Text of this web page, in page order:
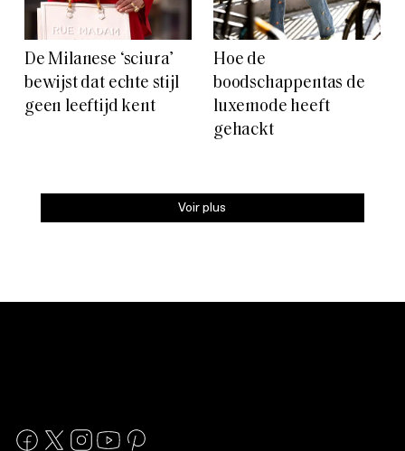
De Milanese ‘sciura’
bewijst dat echte stijl
geen leeftijd kent
Hoe de
boodschappentas de
luxemode heeft
gehackt
Voir plus